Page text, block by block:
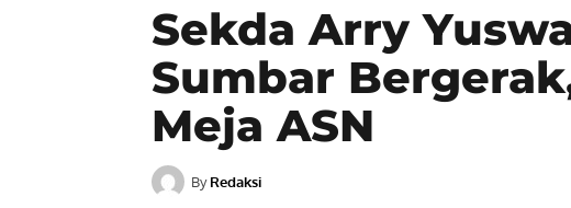
Sekda Arry
Sumbar
Meja ASN
By Redaksi